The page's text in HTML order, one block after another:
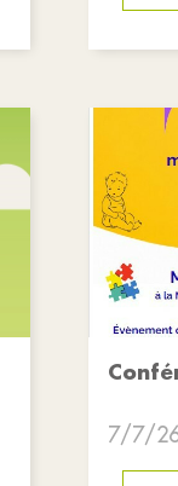
7/7/